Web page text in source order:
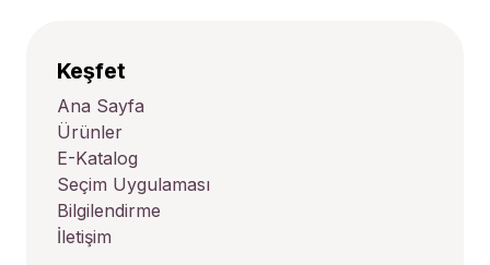
Keşfet
Ana Sayfa
Ürünler
E-Katalog
Seçim Uygulaması
Bilgilendirme
İletişim